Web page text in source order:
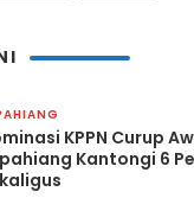
KPPN Curup
Kantongi 6